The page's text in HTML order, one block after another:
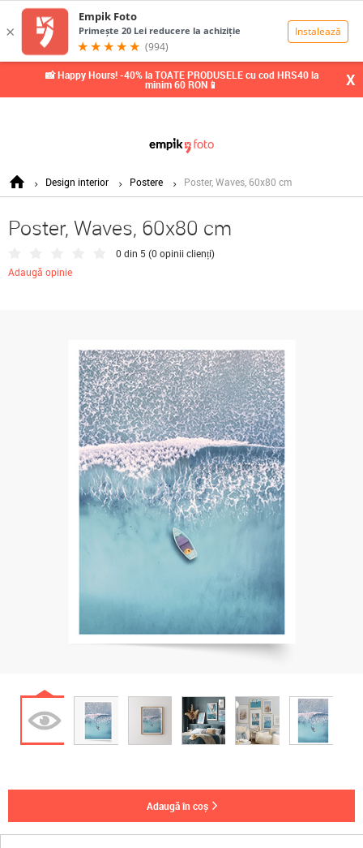
📸 Happy Hours! -40% la TOATE PRODUSELE cu cod HRS40 la
minim 60 RON📱 X
Design interior Postere Poster, Waves, 60x80 cm
Poster, Waves, 60x80 cm
0 din 5 (0 opinii clienți)
Adaugă opinie
adaugă în coș